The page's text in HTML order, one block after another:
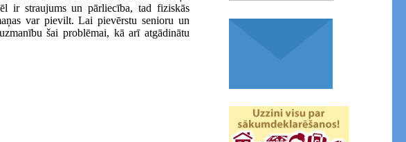
ir straujums un pārliecība, tad fiziskās
var pievilt. Lai pievērstu senioru un
šai problēmai, kā arī atgādinātu